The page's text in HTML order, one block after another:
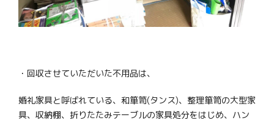
・回収させていただいた不用品は、
婚礼家具と呼ばれている、和箪笥(タンス)、整理箪笥の大型家
具、収納棚、折りたたみテーブルの家具処分をはじめ、ハン